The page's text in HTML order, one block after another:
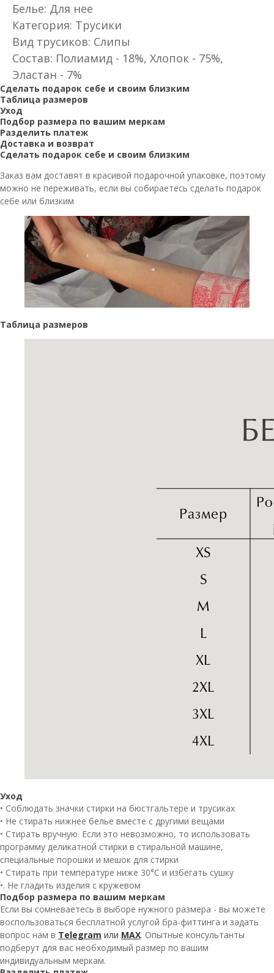
Белье: Для нее
Категория: Трусики
Вид трусиков: Слипы
Состав: Пoлиaмид - 18%, Xлoпoк - 75%,
Элacтaн - 7%
Сделать подарок себе и своим близким
Таблица размеров
Уход
Подбор размера по вашим меркам
Разделить платеж
Доставка и возврат
Сделать подарок себе и своим близким
Заказ вам доставят в красивой подарочной упаковке, поэтому
можно не переживать, если вы собираетесь сделать подарок
себе или близким
Таблица размеров
Уход
• Соблюдать значки стирки на бюстгальтере и трусиках
• Не стирать нижнее белье вместе с другими вещами
• Стирать вручную. Если это невозможно, то использовать
программу деликатной стирки в стиральной машине,
специальные порошки и мешок для стирки
• Стирать при температуре ниже 30°C и избегать сушку
•. Не гладить изделия с кружевом
Подбор размера по вашим меркам
Если вы сомневаетесь в выборе нужного размера - вы можете
воспользоваться бесплатной услугой бра-фиттинга и задать
вопрос нам в Telegram или MAX. Опытные консультанты
подберут для вас необходимый размер по вашим
индивидуальным меркам.